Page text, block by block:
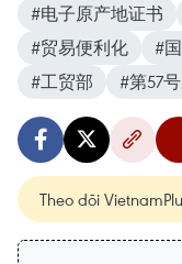
#电子原产地证书
#贸易便利化
#
#工贸部
#第57
Theo dõi